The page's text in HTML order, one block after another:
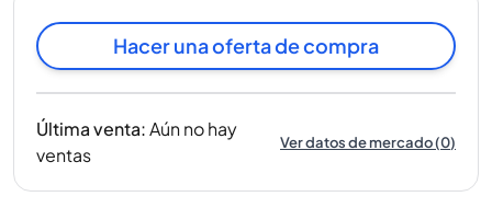
Hacer una oferta de compra
Última venta:Aún no hay
ventas
Ver datos de mercado(0)